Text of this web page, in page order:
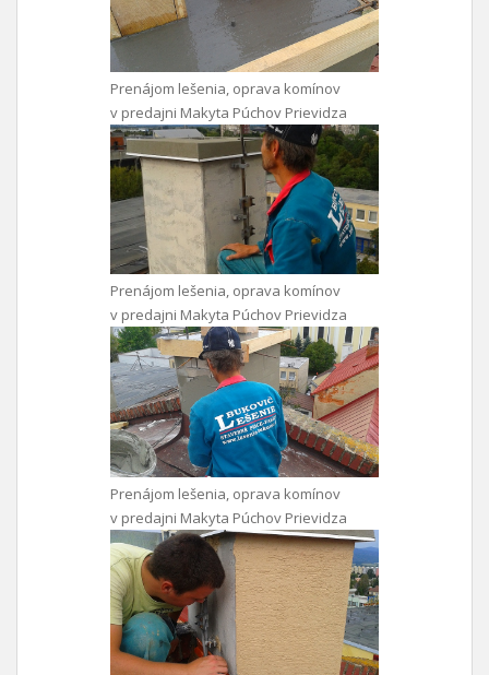
Prenájom lešenia, oprava komínov
v predajni Makyta Púchov Prievidza
Prenájom lešenia, oprava komínov
v predajni Makyta Púchov Prievidza
Prenájom lešenia, oprava komínov
v predajni Makyta Púchov Prievidza